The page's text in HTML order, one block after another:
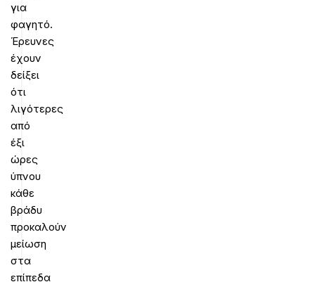
για
φαγητό.
Έρευνες
έχουν
δείξει
ότι
λιγότερες
από
έξι
ώρες
ύπνου
κάθε
βράδυ
προκαλούν
μείωση
στα
επίπεδα